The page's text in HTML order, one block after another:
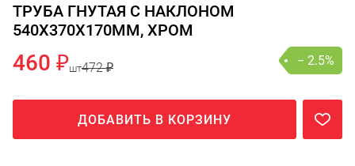
ТРУБА ГНУТАЯ С НАКЛОНОМ
540Х370Х170ММ, ХРОМ
460 ₽шт472 ₽ − 2.5%
ДОБАВИТЬ В КОРЗИНУ